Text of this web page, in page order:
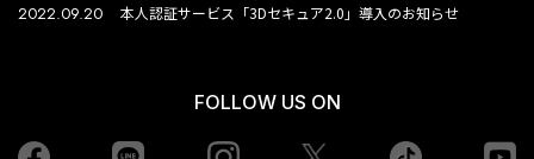
2022.09.20 本人認証サービス「3Dセキュア2.0」導入のお知らせ
FOLLOW US ON
Facebook Instagram tiktok